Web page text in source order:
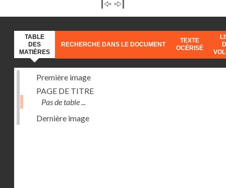
TABLE
DES
MATIÈRES
RECHERCHE DANS LE DOCUMENT
TEXTE
OCÉRISÉ
Première image
PAGE DE TITRE
Pas de table ...
Dernière image